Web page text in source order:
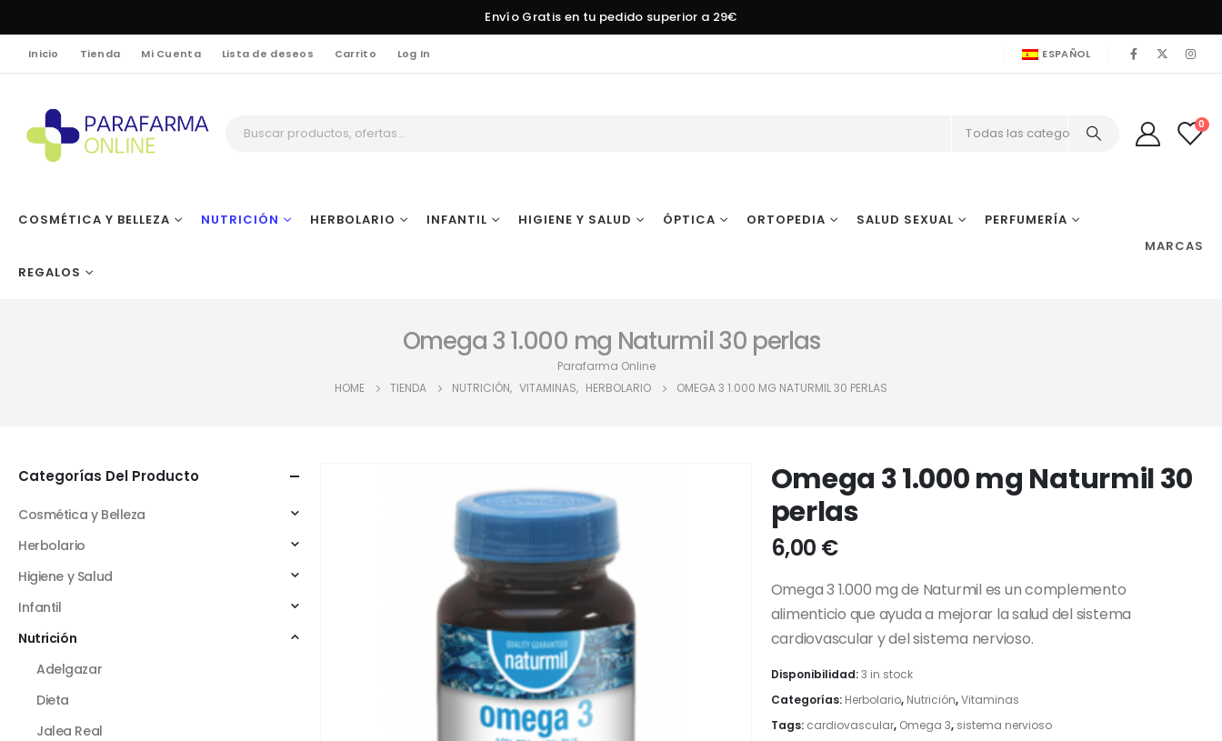
Envío Gratis en tu pedido superior a 29€
Inicio Tienda Mi Cuenta Lista de deseos Carrito Log In ESPAÑOL
Todas las categorías
0
COSMÉTICA Y BELLEZA NUTRICIÓN HERBOLARIO INFANTIL HIGIENE Y SALUD ÓPTICA ORTOPEDIA SALUD SEXUAL PERFUMERÍA
REGALOS
MARCAS
Omega 3 1.000 mg Naturmil 30 perlas
Parafarma Online
HOME
TIENDA NUTRICIÓN, VITAMINAS, HERBOLARIO OMEGA 3 1.000 MG NATURMIL 30 PERLAS
Omega 3 1.000 mg Naturmil 30
perlas
6,00 €
Omega 3 1.000 mg de Naturmil es un complemento
alimenticio que ayuda a mejorar la salud del sistema
cardiovascular y del sistema nervioso.
Disponibilidad:3 in stock
Categorías: Herbolario, Nutrición,Vitaminas
Tags: cardiovascular, Omega 3, sistema nervioso
Categorías Del Producto
Cosmética y Belleza
Herbolario
Higiene y Salud
Infantil
Nutrición
Adelgazar
Dieta
Jalea Real